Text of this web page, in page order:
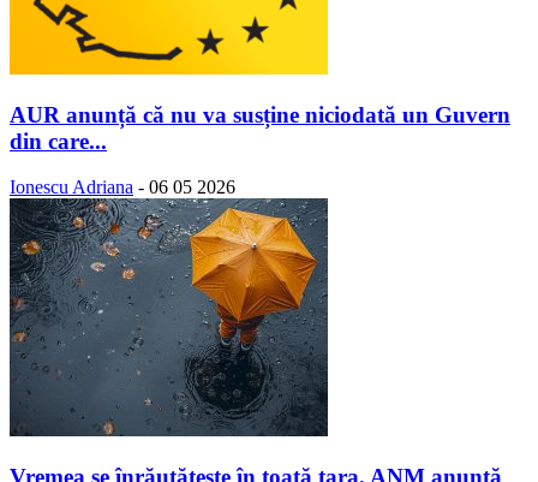
AUR anunță că nu va susține niciodată un Guvern
din care...
Ionescu Adriana - 06 05 2026
Vremea se înrăutăţeşte în toată ţara. ANM anunță